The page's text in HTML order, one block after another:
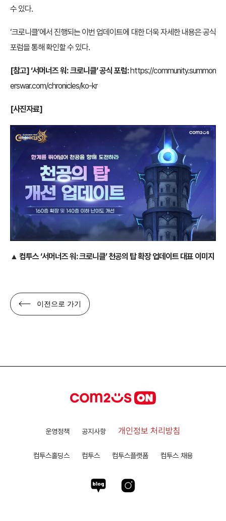
수 있다.
‘크로니클’에서 진행되는 이번 업데이트에 대한 더욱 자세한 내용은 공식
포럼을 통해 확인할 수 있다.
[참고] ‘서머너즈 워: 크로니클’ 공식 포럼:https://community.summon
erswar.com/chronicles/ko-kr
[사진자료]
▲ 컴투스 ‘서머너즈 워: 크로니클’ 천공의 탑 확장 업데이트 대표 이미지
이전으로 가기
운영정책 공지사항 개인정보 처리방침
컴투스홀딩스 컴투스 컴투스플랫폼 컴투스 채용